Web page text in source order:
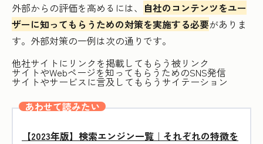
外部からの評価を高めるには、 自社のコンテンツをユー
ザーに知ってもらうための対策を実施する必要がありま
す。外部対策の一例は次の通りです。
他社サイトにリンクを掲載してもらう被リンク
サイトやWebページを知ってもらうためのSNS発信
サイトやサービスに言及してもらうサイテーション
あわせて読みたい
【2023年版】検索エンジン一覧｜それぞれの特徴を